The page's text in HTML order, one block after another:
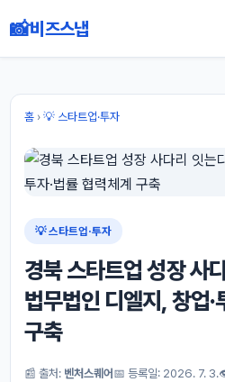
📸비즈스냅
홈› 💡 스타트업·투자
💡 스타트업·투자
경북 스타트업 성장 사
법무법인 디엘지, 창업·
구축
📰 출처: 벤처스퀘어📅 등록일: 2026. 7. 3.